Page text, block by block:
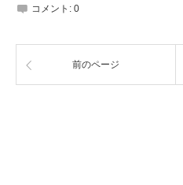
コメント: 0
前のページ